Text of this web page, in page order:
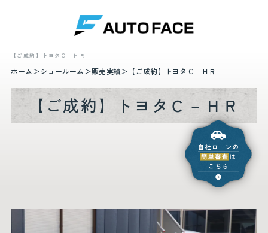
【ご成約】トヨタＣ－ＨＲ
ホーム ショールーム 販売実績 【ご成約】トヨタＣ－ＨＲ
【ご成約】トヨタＣ－ＨＲ